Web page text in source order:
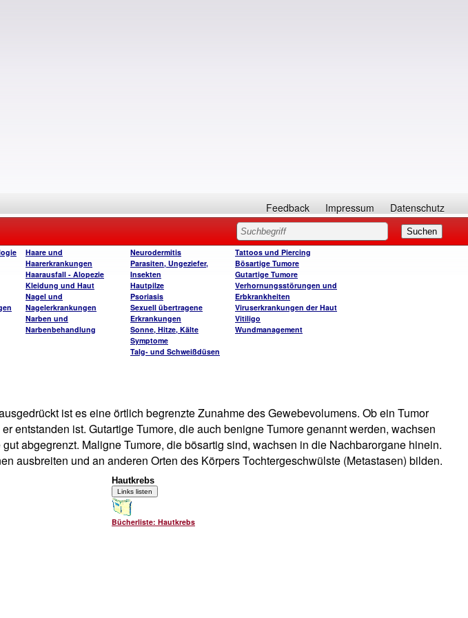
Feedback Impressum Datenschutz
Haare und
Haarerkrankungen
Haarausfall - Alopezie
Kleidung und Haut
Nagel und
Nagelerkrankungen
Narben und
Narbenbehandlung
Neurodermitis
Parasiten, Ungeziefer,
Insekten
Hautpilze
Psoriasis
Sexuell übertragene
Erkrankungen
Sonne, Hitze, Kälte
Symptome
Talg- und Schweißdüsen
Tattoos und Piercing
Bösartige Tumore
Gutartige Tumore
Verhornungsstörungen und
Erbkrankheiten
Viruserkrankungen der Haut
Vitiligo
Wundmanagement
ist es eine örtlich begrenzte Zunahme des Gewebevolumens. Ob ein Tumor
entstanden ist. Gutartige Tumore, die auch benigne Tumore genannt werden, wachsen
abgegrenzt. Maligne Tumore, die bösartig sind, wachsen in die Nachbarorgane hinein.
ausbreiten und an anderen Orten des Körpers Tochtergeschwülste (Metastasen) bilden.
Hautkrebs
Bücherliste: Hautkrebs